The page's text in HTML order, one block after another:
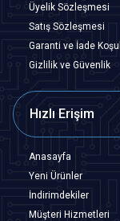
Üyelik Sözleşmesi
Satış Sözleşmesi
Garanti ve İade
Gizlilik ve Güvenlik
Hızlı Erişim
Anasayfa
Yeni Ürünler
İndirimdekiler
Müşteri Hizmetleri